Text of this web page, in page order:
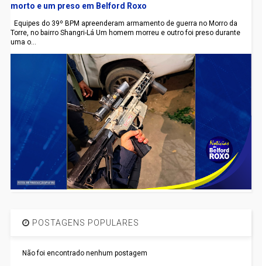
morto e um preso em Belford Roxo
Equipes do 39º BPM apreenderam armamento de guerra no Morro da
Torre, no bairro Shangri-Lá Um homem morreu e outro foi preso durante
uma o...
POSTAGENS POPULARES
Não foi encontrado nenhum postagem